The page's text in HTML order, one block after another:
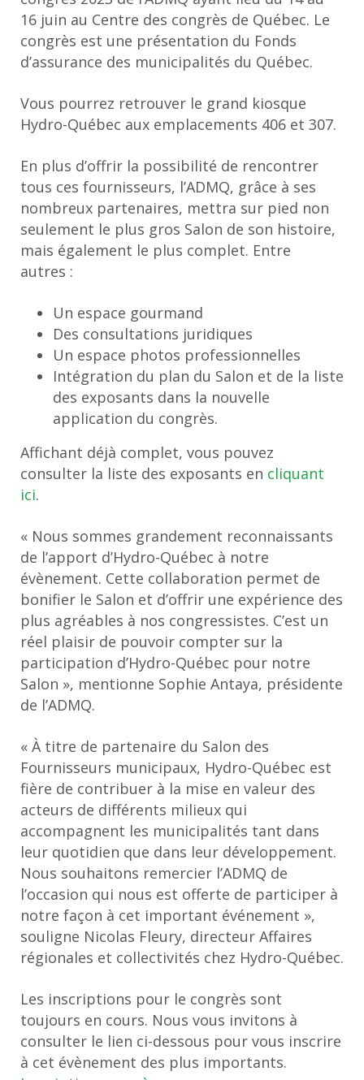
16 juin au Centre des congrès de Québec. Le
congrès est une présentation du Fonds
d’assurance des municipalités du Québec.
Vous pourrez retrouver le grand kiosque
Hydro-Québec aux emplacements 406 et 307.
En plus d’offrir la possibilité de rencontrer
tous ces fournisseurs, l’ADMQ, grâce à ses
nombreux partenaires, mettra sur pied non
seulement le plus gros Salon de son histoire,
mais également le plus complet. Entre
autres :
Un espace gourmand
Des consultations juridiques
Un espace photos professionnelles
Intégration du plan du Salon et de la liste
des exposants dans la nouvelle
application du congrès.
Affichant déjà complet, vous pouvez
consulter la liste des exposants en cliquant
ici.
« Nous sommes grandement reconnaissants
de l’apport d’Hydro-Québec à notre
évènement. Cette collaboration permet de
bonifier le Salon et d’offrir une expérience des
plus agréables à nos congressistes. C’est un
réel plaisir de pouvoir compter sur la
participation d’Hydro-Québec pour notre
Salon », mentionne Sophie Antaya, présidente
de l’ADMQ.
« À titre de partenaire du Salon des
Fournisseurs municipaux, Hydro-Québec est
fière de contribuer à la mise en valeur des
acteurs de différents milieux qui
accompagnent les municipalités tant dans
leur quotidien que dans leur développement.
Nous souhaitons remercier l’ADMQ de
l’occasion qui nous est offerte de participer à
notre façon à cet important événement »,
souligne Nicolas Fleury, directeur Affaires
régionales et collectivités chez Hydro-Québec.
Les inscriptions pour le congrès sont
toujours en cours. Nous vous invitons à
consulter le lien ci-dessous pour vous inscrire
à cet évènement des plus importants.